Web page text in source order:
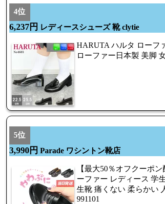
4位
6,237円 レディースシューズ 靴 clytie
HARUTA ハルタ ローフ
ローファー日本製 美脚
5位
3,990円 Parade ワシントン靴店
【最大50％オフクーポ
ーファー レディース 学
生靴 痛くない 柔らかい
991101